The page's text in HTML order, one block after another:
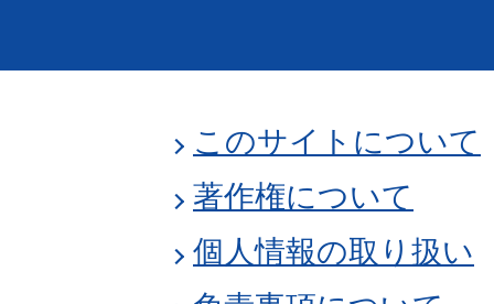
このサイトについて
著作権について
個人情報の取り扱い